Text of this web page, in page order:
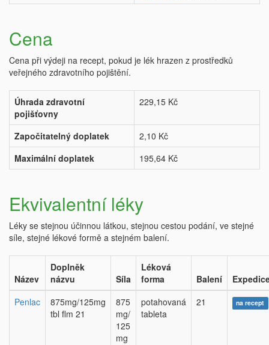
Cena
Cena při výdeji na recept, pokud je lék hrazen z prostředků
veřejného zdravotního pojištění.
Úhrada zdravotní
pojišťovny
229,15 Kč
Započitatelný doplatek
2,10 Kč
Maximální doplatek
195,64 Kč
Ekvivalentní léky
Léky se stejnou účinnou látkou, stejnou cestou podání, ve stejné
síle, stejné lékové formě a stejném balení.
Název
Doplněk
názvu
Síla
Léková
forma
Balení
Penlac
875mg/125mg
tbl flm 21
875
mg/
125
mg
potahovaná
tableta
21 na recept